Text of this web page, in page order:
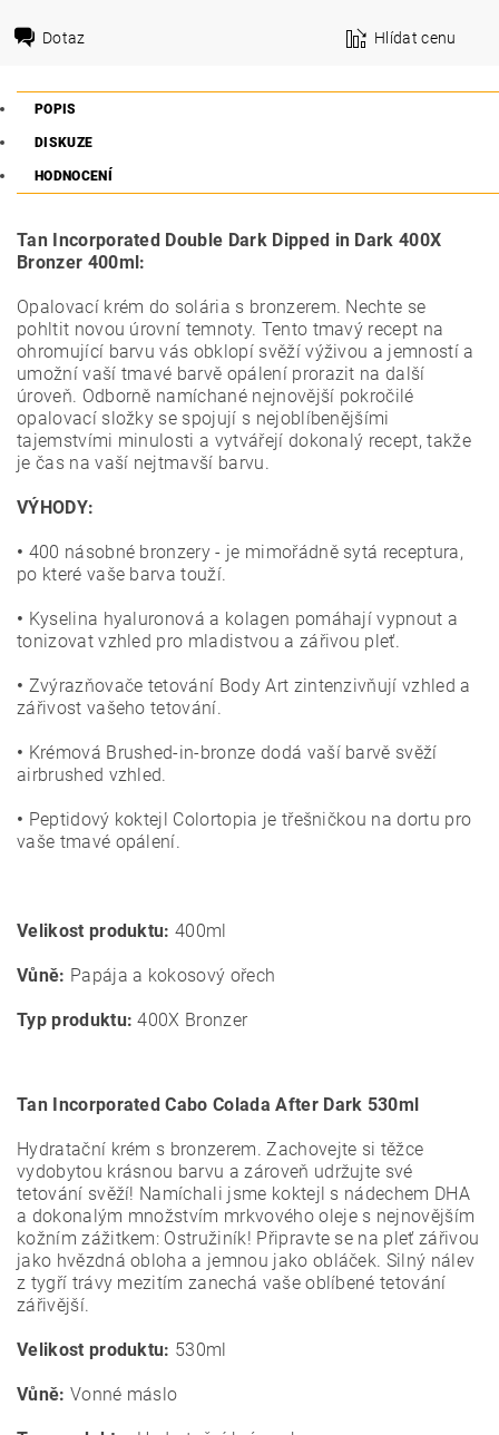
Dotaz Hlídat cenu
POPIS
DISKUZE
HODNOCENÍ
Tan Incorporated Double Dark Dipped in Dark 400X
Bronzer 400ml:
Opalovací krém do solária s bronzerem. Nechte se
pohltit novou úrovní temnoty. Tento tmavý recept na
ohromující barvu vás obklopí svěží výživou a jemností a
umožní vaší tmavé barvě opálení prorazit na další
úroveň. Odborně namíchané nejnovější pokročilé
opalovací složky se spojují s nejoblíbenějšími
tajemstvími minulosti a vytvářejí dokonalý recept, takže
je čas na vaší nejtmavší barvu.
VÝHODY:
• 400 násobné bronzery - je mimořádně sytá receptura,
po které vaše barva touží.
• Kyselina hyaluronová a kolagen pomáhají vypnout a
tonizovat vzhled pro mladistvou a zářivou pleť.
• Zvýrazňovače tetování Body Art zintenzivňují vzhled a
zářivost vašeho tetování.
• Krémová Brushed-in-bronze dodá vaší barvě svěží
airbrushed vzhled.
• Peptidový koktejl Colortopia je třešničkou na dortu pro
vaše tmavé opálení.
Velikost produktu:400ml
Vůně: Papája a kokosový ořech
Typ produktu:400X Bronzer
Tan Incorporated Cabo Colada After Dark 530ml
Hydratační krém s bronzerem. Zachovejte si těžce
vydobytou krásnou barvu a zároveň udržujte své
tetování svěží! Namíchali jsme koktejl s nádechem DHA
a dokonalým množstvím mrkvového oleje s nejnovějším
kožním zážitkem: Ostružiník! Připravte se na pleť zářivou
jako hvězdná obloha a jemnou jako obláček. Silný nálev
z tygří trávy mezitím zanechá vaše oblíbené tetování
zářivější.
Velikost produktu: 530ml
Vůně: Vonné máslo